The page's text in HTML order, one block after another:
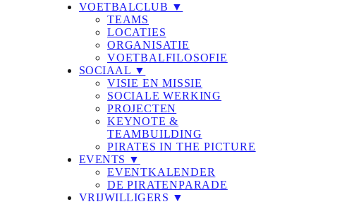
VOETBALCLUB ▼
TEAMS
LOCATIES
ORGANISATIE
VOETBALFILOSOFIE
SOCIAAL ▼
VISIE EN MISSIE
SOCIALE WERKING
PROJECTEN
KEYNOTE &
TEAMBUILDING
PIRATES IN THE PICTURE
EVENTS ▼
EVENTKALENDER
DE PIRATENPARADE
VRIJWILLIGERS ▼